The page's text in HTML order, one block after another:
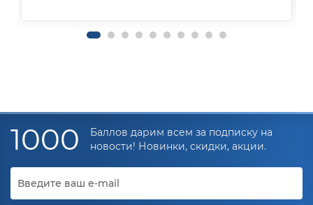
1000
Баллов дарим всем за подписку на
новости! Новинки, скидки, акции.